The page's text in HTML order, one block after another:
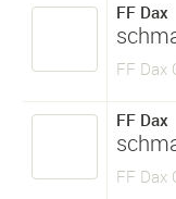
FF Dax
FF Dax
FF Dax
FF Dax